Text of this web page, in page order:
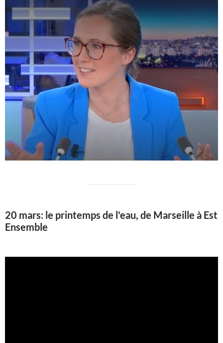
20 mars: le printemps de l'eau, de Marseille à Est
Ensemble